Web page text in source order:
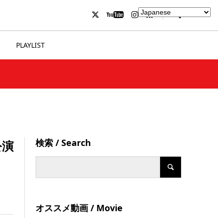
PLAYLIST
検索 / Search
オススメ動画 / Movie